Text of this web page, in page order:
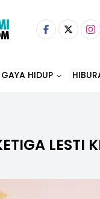
GAYA HIDUP
LESTI